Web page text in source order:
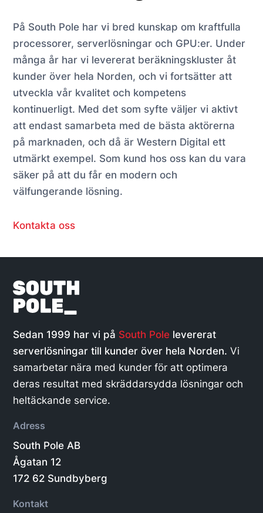
På South Pole har vi bred kunskap om kraftfulla
processorer, serverlösningar och GPU:er. Under
många år har vi levererat beräkningskluster åt
kunder över hela Norden, och vi fortsätter att
utveckla vår kvalitet och kompetens
kontinuerligt. Med det som syfte väljer vi aktivt
att endast samarbeta med de bästa aktörerna
på marknaden, och då är Western Digital ett
utmärkt exempel. Som kund hos oss kan du vara
säker på att du får en modern och
välfungerande lösning.
Kontakta oss
Sedan 1999 har vi på South Pole levererat
serverlösningar till kunder över hela Norden.Vi
samarbetar nära med kunder för att optimera
deras resultat med skräddarsydda lösningar och
heltäckande service.
Adress
South Pole AB
Ågatan 12
172 62 Sundbyberg
Kontakt